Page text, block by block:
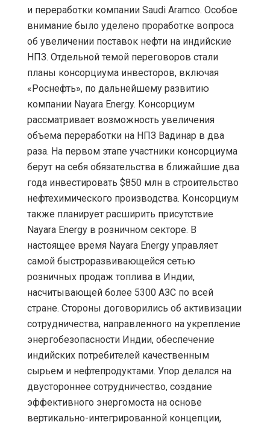
и переработки компании Saudi Aramco. Особое
внимание было уделено проработке вопроса
об увеличении поставок нефти на индийские
НПЗ. Отдельной темой переговоров стали
планы консорциума инвесторов, включая
«Роснефть», по дальнейшему развитию
компании Nayara Еnergy. Консорциум
рассматривает возможность увеличения
объема переработки на НПЗ Вадинар в два
раза. На первом этапе участники консорциума
берут на себя обязательства в ближайшие два
года инвестировать $850 млн в строительство
нефтехимического производства. Консорциум
также планирует расширить присутствие
Nayara Energy в розничном секторе. В
настоящее время Nayara Energy управляет
самой быстроразвивающейся сетью
розничных продаж топлива в Индии,
насчитывающей более 5300 АЗС по всей
стране. Стороны договорились об активизации
сотрудничества, направленного на укрепление
энергобезопасности Индии, обеспечение
индийских потребителей качественным
сырьем и нефтепродуктами. Упор делался на
двустороннее сотрудничество, создание
эффективного энергомоста на основе
вертикально-интегрированной концепции,